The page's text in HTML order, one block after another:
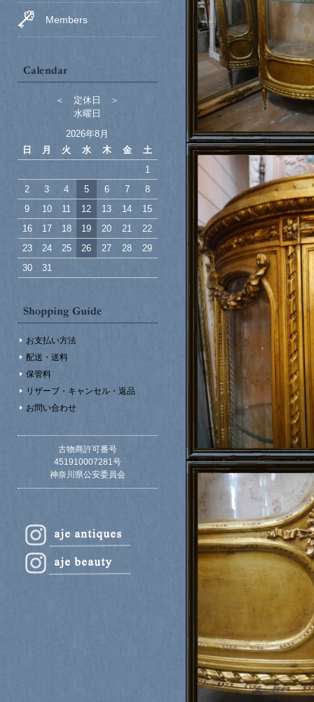
Members
＜ 定休日 ＞
水曜日
2026年8月
日
月 火 水 木 金
土
1
2
3 4 5 6 7
8
9
10 11 12 13 14
15
16
17 18 19 20 21
22
23
24 25 26 27 28
29
30
31
お支払い方法
配送・送料
保管料
リザーブ・キャンセル・返品
お問い合わせ
古物商許可番号
451910007281号
神奈川県公安委員会